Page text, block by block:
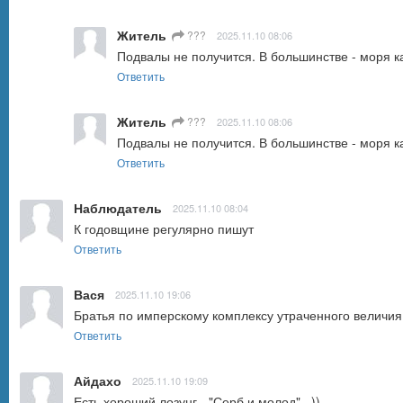
Житель ??? 2025.11.10 08:06
Подвалы не получится. В большинстве - моря
Ответить
Житель ??? 2025.11.10 08:06
Подвалы не получится. В большинстве - моря
Ответить
Наблюдатель 2025.11.10 08:04
К годовщине регулярно пишут
Ответить
Вася 2025.11.10 19:06
Братья по имперскому комплексу утраченного
Ответить
Айдахо 2025.11.10 19:09